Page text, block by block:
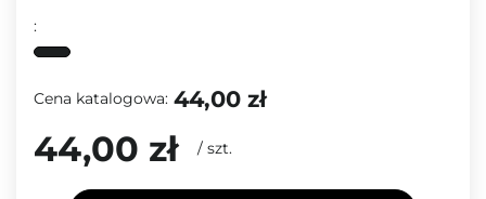
:
Cena katalogowa: 44,00 zł
44,00 zł / szt.